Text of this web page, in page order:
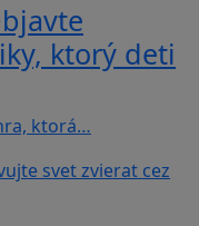
ktorý deti
ktorá…